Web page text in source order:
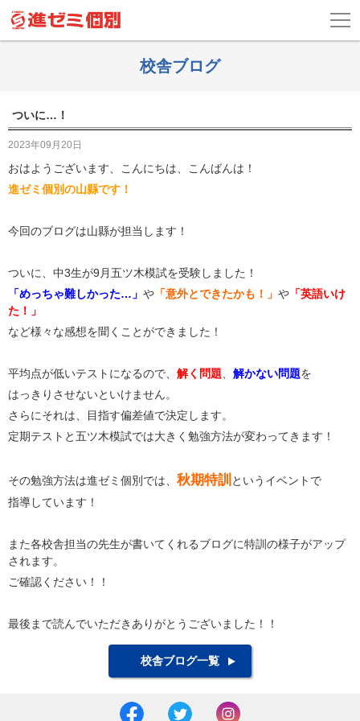
校舎ブログ
ついに…！
2023年09月20日
おはようございます、こんにちは、こんばんは！
進ゼミ個別の山縣です！
今回のブログは山縣が担当します！
ついに、中3生が9月五ツ木模試を受験しました！
「めっちゃ難しかった…」 や 「意外とできたかも！」 や 「英語いけ
た！」
など様々な感想を聞くことができました！
平均点が低いテストになるので、 解く問題 解かない問題を
はっきりさせないといけません。
さらにそれは、目指す偏差値で決定します。
定期テストと五ツ木模試では大きく勉強方法が変わってきます！
その勉強方法は進ゼミ個別では、 秋期特訓 というイベントで
指導しています！
また各校舎担当の先生が書いてくれるブログに特訓の様子がアップ
されます。
ご確認ください！！
最後まで読んでいただきありがとうございました！！
校舎ブログ一覧